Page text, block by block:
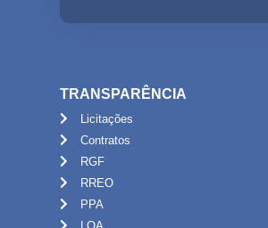
TRANSPARÊNCIA
Licitações
Contratos
RGF
RREO
PPA